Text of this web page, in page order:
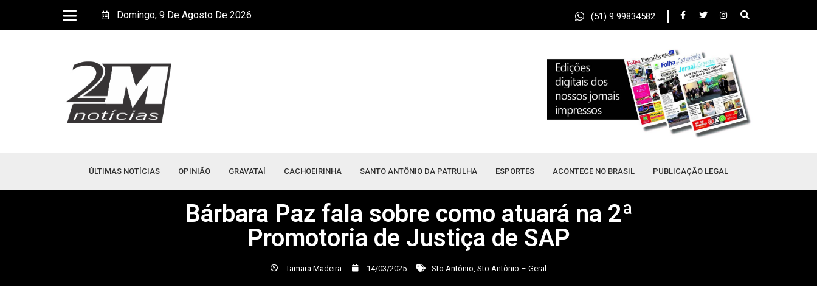
Domingo, 9 De Agosto De 2026 (51) 9 99834582
ÚLTIMAS NOTÍCIAS OPINIÃO GRAVATAÍ CACHOEIRINHA SANTO ANTÔNIO DA PATRULHA ESPORTES ACONTECE NO BRASIL PUBLICAÇÃO LEGAL
Bárbara Paz fala sobre como atuará na 2ª
Promotoria de Justiça de SAP
Tamara Madeira 14/03/2025 Sto Antônio Sto Antônio – Geral